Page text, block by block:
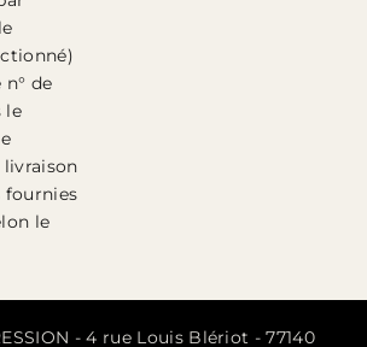
de
le
livraison
fournies
le
- 4 rue Louis Blériot - 77140